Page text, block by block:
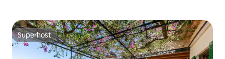
Superhost
Superhost